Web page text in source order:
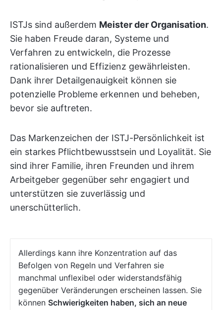
ISTJs sind außerdem Meister der Organisation.
Sie haben Freude daran, Systeme und
Verfahren zu entwickeln, die Prozesse
rationalisieren und Effizienz gewährleisten.
Dank ihrer Detailgenauigkeit können sie
potenzielle Probleme erkennen und beheben,
bevor sie auftreten.
Das Markenzeichen der ISTJ-Persönlichkeit ist
ein starkes Pflichtbewusstsein und Loyalität. Sie
sind ihrer Familie, ihren Freunden und ihrem
Arbeitgeber gegenüber sehr engagiert und
unterstützen sie zuverlässig und
unerschütterlich.
Allerdings kann ihre Konzentration auf das
Befolgen von Regeln und Verfahren sie
manchmal unflexibel oder widerstandsfähig
gegenüber Veränderungen erscheinen lassen. Sie
können Schwierigkeiten haben, sich an neue